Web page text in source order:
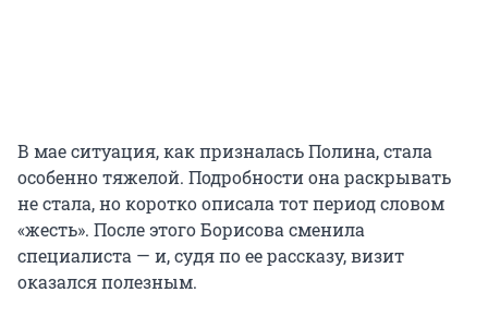
В мае ситуация, как призналась Полина, стала
особенно тяжелой. Подробности она раскрывать
не стала, но коротко описала тот период словом
«жесть». После этого Борисова сменила
специалиста — и, судя по ее рассказу, визит
оказался полезным.